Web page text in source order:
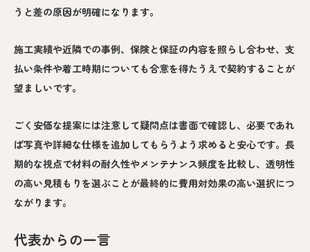
うと差の原因が明確になります。
施工実績や近隣での事例、保険と保証の内容を照らし合わせ、支
払い条件や着工時期についても合意を得たうえで契約することが
望ましいです。
ごく安価な提案には注意して疑問点は書面で確認し、必要であれ
ば写真や詳細な仕様を追加してもらうよう求めると安心です。長
期的な視点で材料の耐久性やメンテナンス頻度を比較し、透明性
の高い見積もりを選ぶことが最終的に費用対効果の高い選択につ
ながります。
代表からの一言